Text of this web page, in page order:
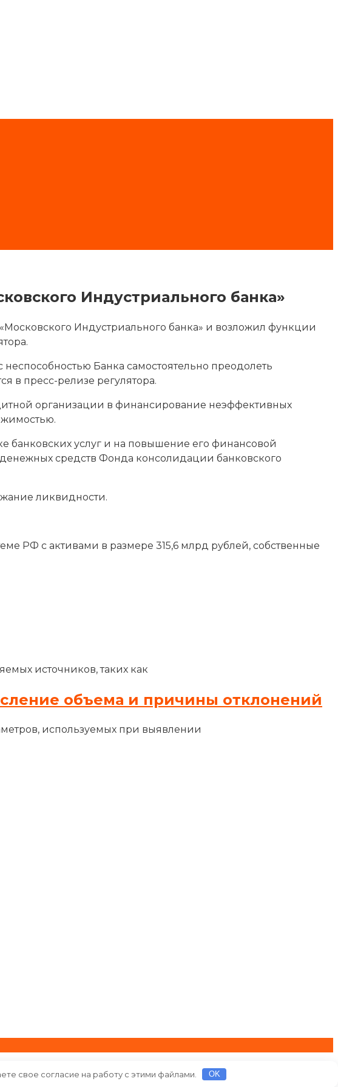
Индустриального банка»
Индустриального банка» и возложил функции
Банка самостоятельно преодолеть
в пресс-релизе регулятора.
организации в финансирование неэффективных
банковских услуг и на повышение его финансовой
денежных средств Фонда консолидации банковского
ликвидности.
РФ с активами в размере 315,6 млрд рублей, собственные
источников, таких как
объема и причины отклонений
используемых при выявлении
свое согласие на работу с этими файлами. OK